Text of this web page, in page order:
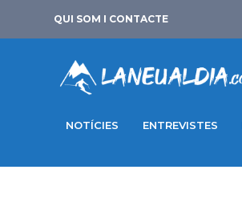
QUI SOM I CONTACTE
NOTÍCIES ENTREVISTES